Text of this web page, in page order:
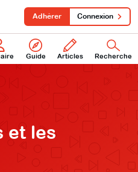
Guide Articles Recherche
Adhérer Connexion
et les